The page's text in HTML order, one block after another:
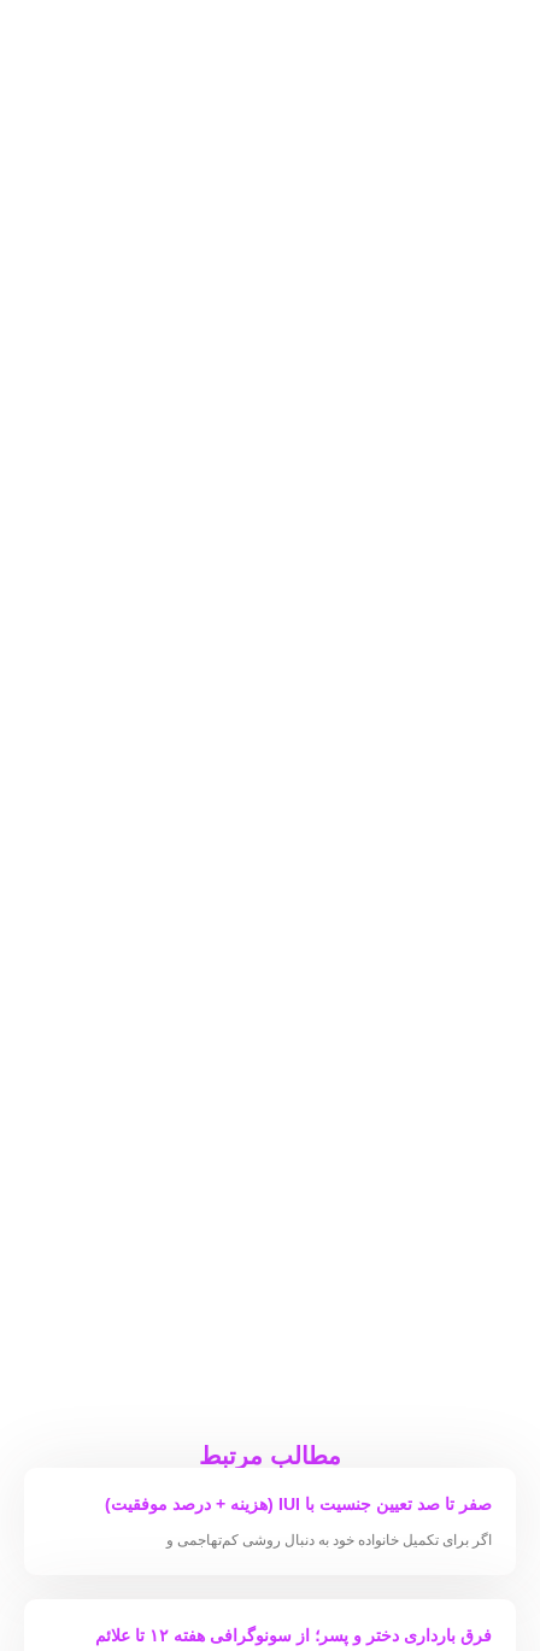
مطالب مرتبط
صفر تا صد تعیین جنسیت با IUI (هزینه + درصد موفقیت)
اگر برای تکمیل خانواده خود به دنبال روشی کم‌تهاجمی و
فرق بارداری دختر و پسر؛ از سونوگرافی هفته ۱۲ تا علائم